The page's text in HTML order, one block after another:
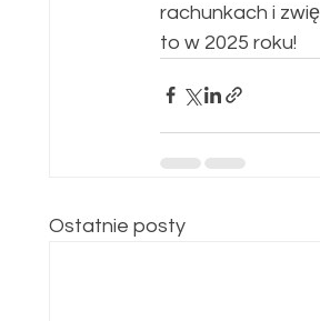
rachunkach i
to w 2025 roku!
Ostatnie posty